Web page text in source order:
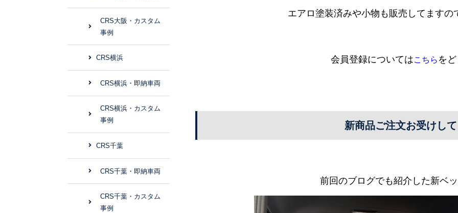
エアロ塗装済みや小物も販売してますの
会員登録についてはこちら を
新商品ご注文お受けし
前回のブログでも紹介した新ベ
CRS大阪・カスタム
事例
CRS横浜
CRS横浜・即納車両
CRS横浜・カスタム
事例
CRS千葉
CRS千葉・即納車両
CRS千葉・カスタム
事例